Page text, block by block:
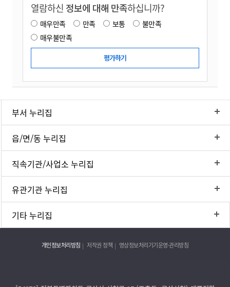
열람하신 정보에 대해 만족하십니까?
매우만족 만족 보통
불만족
매우불만족
부서 누리집
읍/면/동 누리집
직속기관/사업소 누리집
유관기관 누리집
기타 누리집
개인정보처리방침 저작권 정책 영상정보처리기기운영·관리방침